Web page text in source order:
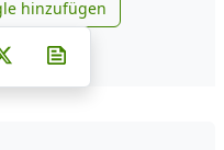
zu Google
hinzufügen
auf Whatsapp
Teilen auf Telegram
Mail teilen
Post auf X